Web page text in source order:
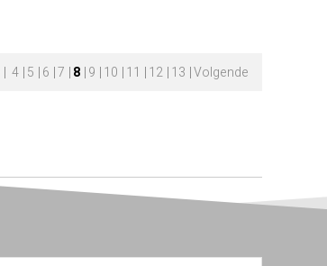
4 5 6 7 8 9 10 11 12 13 Volgende